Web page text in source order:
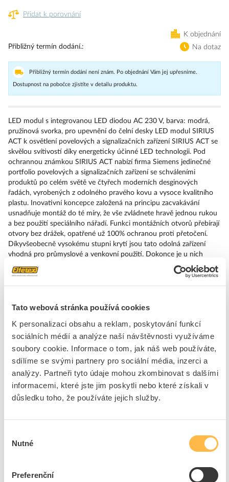
Tato webová stránka používá cookies
K personalizaci obsahu a reklam, poskytování funkcí
sociálních médií a analýze naší návštěvnosti využíváme
soubory cookie. Informace o tom, jak náš web používáte,
sdílíme se svými partnery pro sociální média, inzerci a
analýzy. Partneři tyto údaje mohou zkombinovat s dalšími
informacemi, které jste jim poskytli nebo které získali v
důsledku toho, že používáte jejich služby.
souhlasu
Nutné
Preferenční
Přidat k porovnání
K objednání
Přibližný termín dodání.
Na dotaz
Přibližný termín dodání není znám. Po objednání Vám jej upřesníme.
Dostupnost na pobočce zjistíte v detailu produktu.
LED modul s integrovanou LED diodou AC 230 V, barva: modrá,
pružinová svorka, pro upevnění do čelní desky LED modul SIRIUS
ACT k osvětlení povelových a signalizačních zařízení SIRIUS ACT se
skvělou svítivostí díky energeticky účinné LED technologii. Pod
ochrannou známkou SIRIUS ACT nabízí firma Siemens jedinečné
portfolio povelových a signalizačních zařízení se schváleními
produktů po celém světě ve čtyřech moderních desginových
řadách, vyrobených z odolného pravého kovu a vysoce kvalitního
plastu. Inovativní koncepce založená na principu zacvakávání
usnadňuje montáž do té míry, že vše zvládnete hravě jednou rukou
a bez použití speciálního nářadí. Funkci montážních otvorů přebírají
otvory bez drážek, opatřené už 100% ochranou proti přetočení.
Díkyvšeobecně vysokému stupni krytí jsou tato odolná zařízení
vhodná pro průmyslové a venkovní použití. Dokonce je u nich
možné i čištění vysokotlakým paprskem. Spolehlivý provoz
nedokáže narušit ani prach, oleje nebo agresivní louhy. Kromě
standardního zapo jení lze tato zařízení připojit k řídicí jednotce i
na kabeláž, minimalizujete zdroje chyb a získáte vyšší flexibilitu.
objednáním jednotlivých součástek, krytů a popisků. K dispozici je
rozsáhlá dokumentace (např. příručka, 3D data, schémata zapojení).
Dodáváme tato provedení: více barev, různé varianty napětí, různé
způsoby napojení nebo montáže. SIRIUS ACT – Performance in
Action při udělování příkazů a hlášení. Jednoduše smontovatelný,
jednoduše silný, jednoduše perfektní.
Značka SIEMENS
Se světelným zdrojem